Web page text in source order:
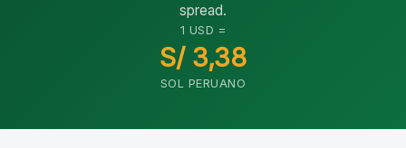
spread.
1 USD =
S/ 3,38
SOL PERUANO